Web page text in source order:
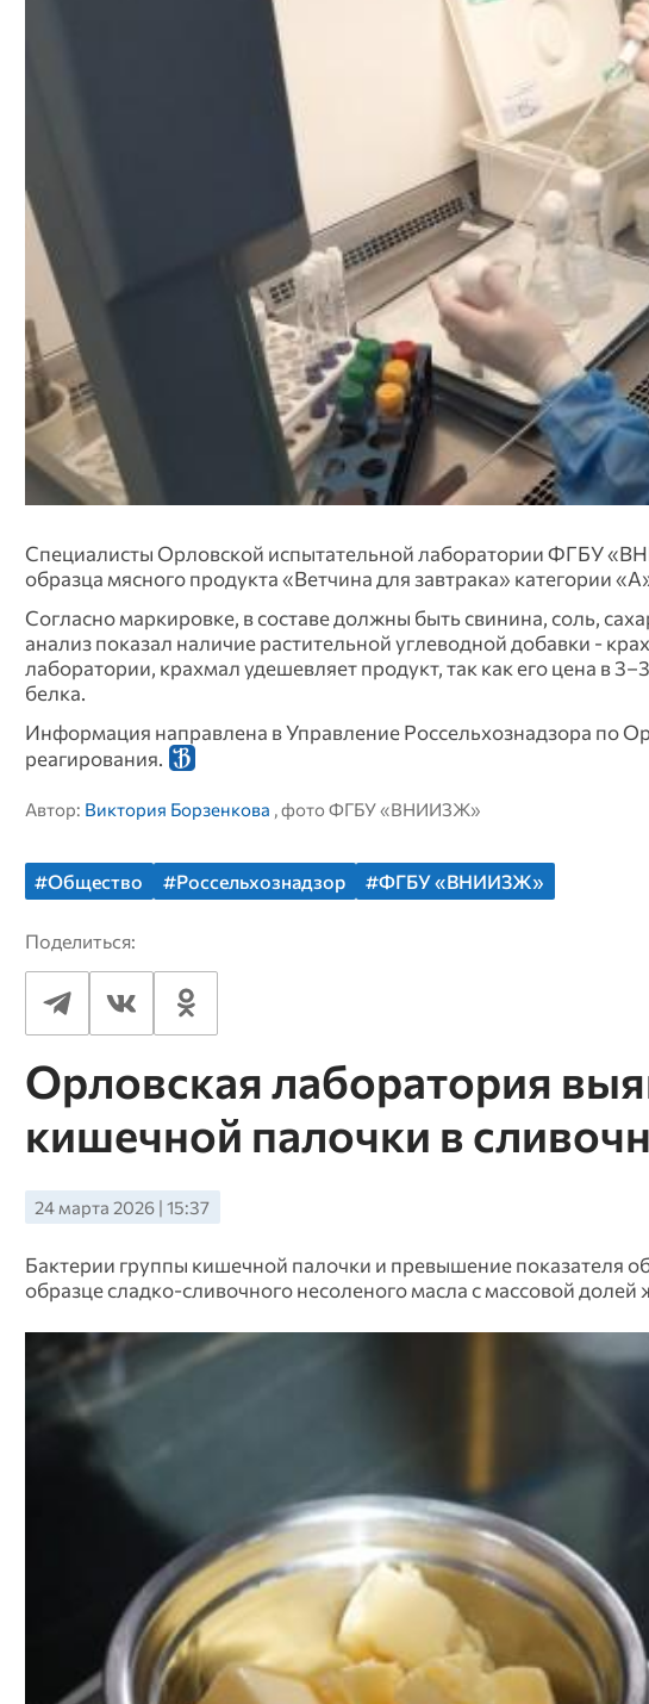
Специалисты Орловской испытательной лаборатории ФГБУ
образца мясного продукта «Ветчина для завтрака» категории
Согласно маркировке, в составе должны быть свинина, соль,
анализ показал наличие растительной углеводной добавки -
лаборатории, крахмал удешевляет продукт, так как его цена в
белка.
Информация направлена в Управление Россельхознадзора по
реагирования.
Автор: Виктория Борзенкова , фото ФГБУ «ВНИИЗЖ»
#Общество #Россельхознадзор #ФГБУ «ВНИИЗЖ»
Поделиться:
Орловская лаборатория
кишечной палочки в
24 марта 2026 | 15:37
Бактерии группы кишечной палочки и превышение показателя
образце сладко-сливочного несоленого масла с массовой долей